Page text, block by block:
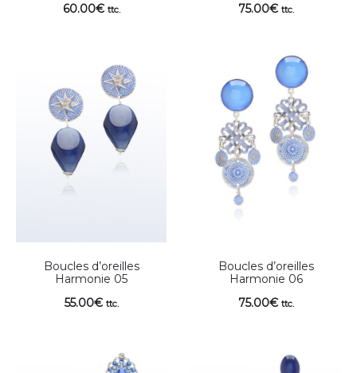
60.00€ ttc.
75.00€ ttc.
Boucles d’oreilles
Harmonie 05
55.00€ ttc.
Boucles d’oreilles
Harmonie 06
75.00€ ttc.